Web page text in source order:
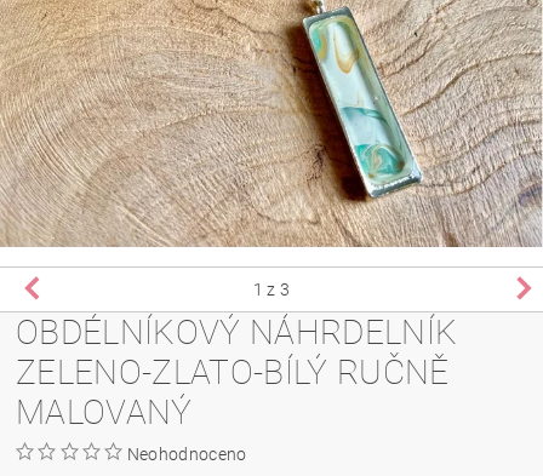
1 z 3
OBDÉLNÍKOVÝ NÁHRDELNÍK
ZELENO-ZLATO-BÍLÝ RUČNĚ
MALOVANÝ
Neohodnoceno